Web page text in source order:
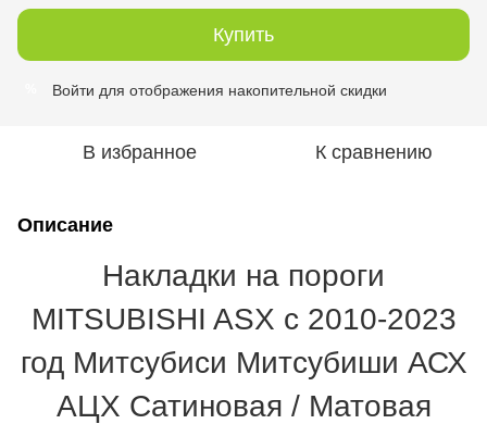
Купить
Войти для отображения накопительной скидки
В избранное К сравнению
Описание
Накладки на пороги
MITSUBISHI ASX с 2010-2023
год Митсубиси Митсубиши АСХ
АЦХ Сатиновая / Матовая